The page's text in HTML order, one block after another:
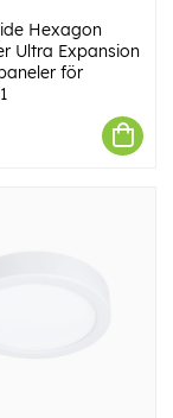
Hexagon
Ultra Expansion
för